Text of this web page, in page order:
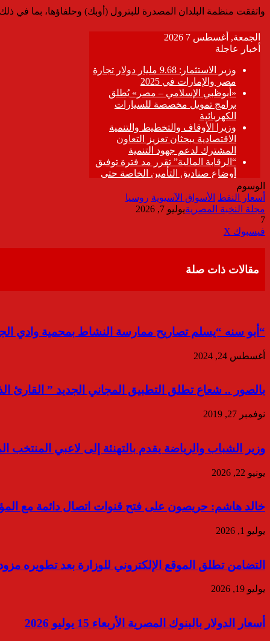
واتفقت منظمة البلدان المصدرة للبترول (أوبك) وحلفاؤها، بما في ذلك روسيا، يوم الأحد على زيادة أهداف الإنتاج 188 ألف
الوسوم
أسعار النفط الأسواق الآسيوية روسيا
مجلة النخبة المصريةيوليو 7, 2026
7
فيسبوك ‫X
مقالات ذات صلة
“أبو سنه “يسلم تصاريح ممارسة النشاط بمحمية وادي
أغسطس 24, 2024
بالصور .. شعاع تطلق التطبيق المجاني الجديد ” القارئ
نوفمبر 27, 2019
وزير الشباب والرياضة يقدم بالتهنئة إلى لاعبي
يونيو 22, 2026
خالد هاشم: حريصون على فتح قنوات اتصال دائمة مع
يوليو 1, 2026
التضامن تطلق الموقع الإلكتروني للوزارة بعد تطويره
يوليو 19, 2026
أسعار الدولار بالبنوك المصرية الأربعاء 15 يوليو 2026